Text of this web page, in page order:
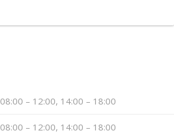
08:00 – 12:00, 14:00 – 18:00
08:00 – 12:00, 14:00 – 18:00